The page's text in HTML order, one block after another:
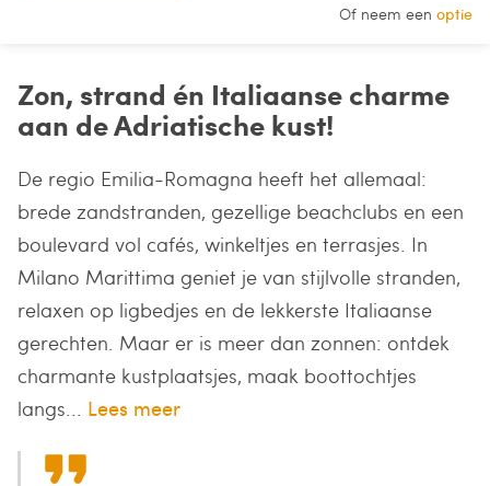
Of neem een optie
Zon, strand én Italiaanse charme
aan de Adriatische kust!
De regio Emilia-Romagna heeft het allemaal:
brede zandstranden, gezellige beachclubs en een
boulevard vol cafés, winkeltjes en terrasjes. In
Milano Marittima geniet je van stijlvolle stranden,
relaxen op ligbedjes en de lekkerste Italiaanse
gerechten. Maar er is meer dan zonnen: ontdek
charmante kustplaatsjes, maak boottochtjes
langs... Lees meer